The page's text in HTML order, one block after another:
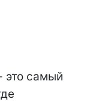
это самый